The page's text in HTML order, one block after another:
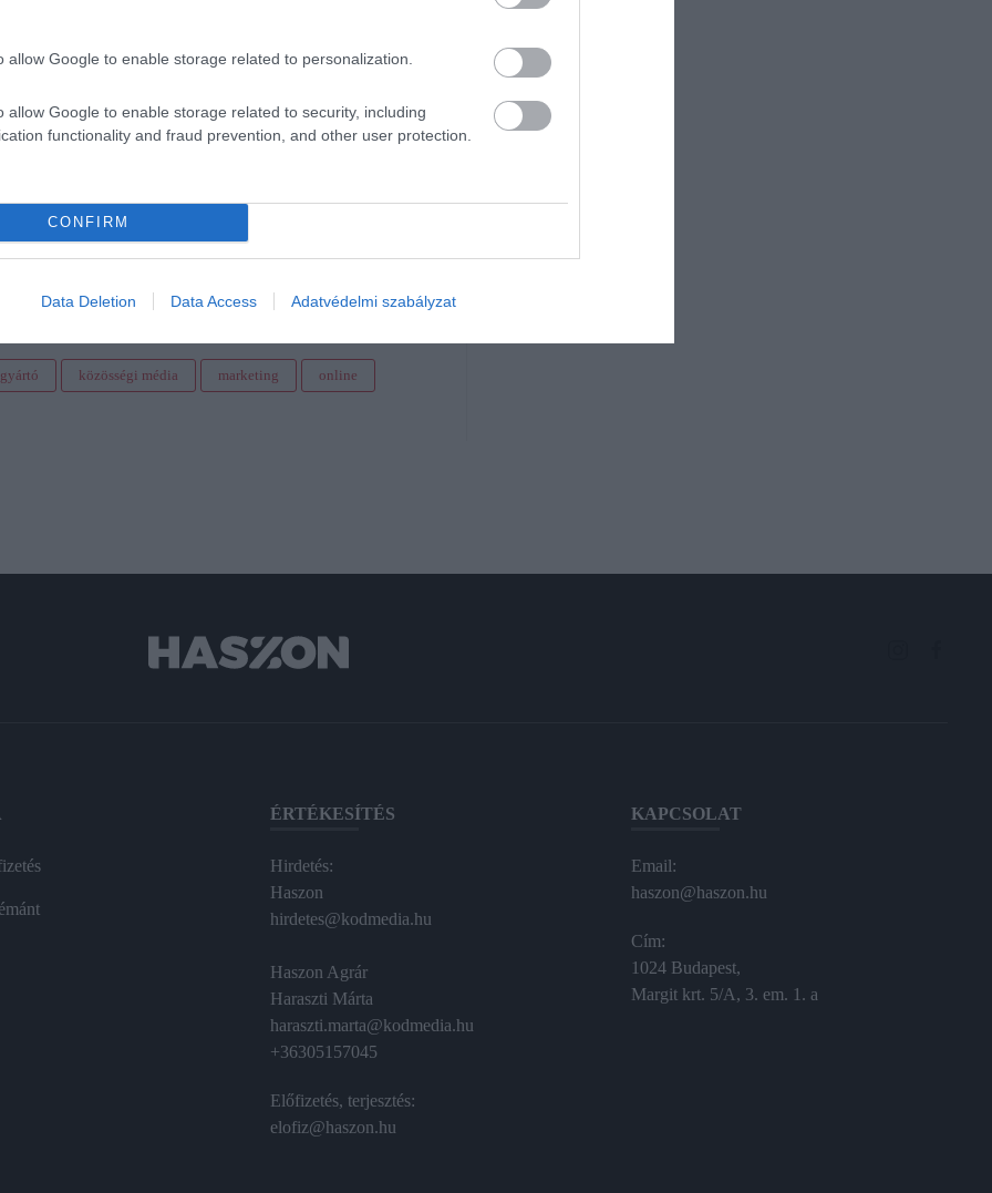
allow Google to enable storage related to personalization.
allow Google to enable storage related to security, including
functionality and fraud prevention, and other user protection.
CONFIRM
Data Deletion Data Access Adatvédelmi szabályzat
követőkkel, válaszolni a kommentekre és részt venni a
és elismertségének növeléséhez.
és közzétételénél. Fontos, hogy rendszeresen
Használj analitikai eszközöket, mint például a
hogy megértsd, milyen típusú tartalom működik a
online jelenlétedet, növelheted weboldalad
közösségi média marketing online
ÉRTÉKESÍTÉS
Hirdetés:
Haszon
hirdetes@kodmedia.hu
Haszon Agrár
Haraszti Márta
haraszti.marta@kodmedia.hu
+36305157045
Előfizetés, terjesztés:
elofiz@haszon.hu
KAPCSOLAT
Email:
haszon@haszon.hu
Cím:
1024 Budapest,
Margit krt. 5/A, 3. em. 1. a